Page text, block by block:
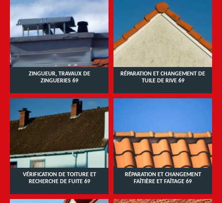
ZINGUEUR, TRAVAUX DE
ZINGUERIES 69
RÉPARATION ET CHANGEMENT DE
TUILE DE RIVE 69
VÉRIFICATION DE TOITURE ET
RECHERCHE DE FUITE 69
RÉPARATION ET CHANGEMENT
FAÎTIÈRE ET FAÎTAGE 69